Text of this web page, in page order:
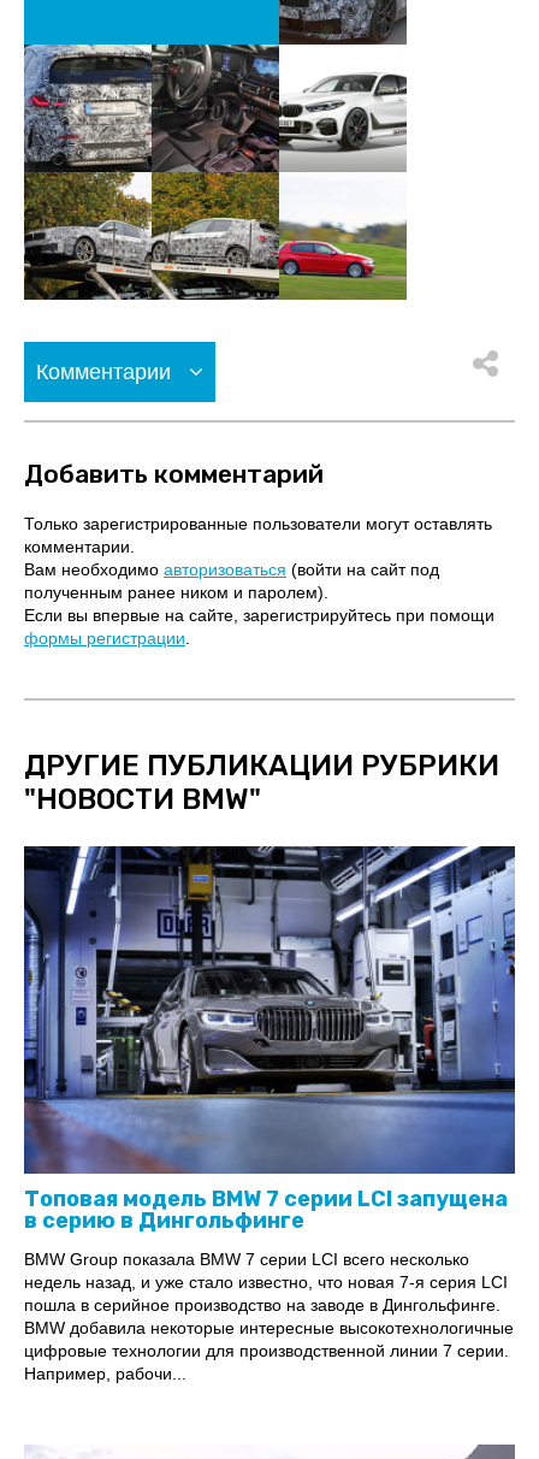
Комментарии
Добавить комментарий
Только зарегистрированные пользователи могут оставлять
комментарии.
Вам необходимо авторизоваться (войти на сайт под
полученным ранее ником и паролем).
Если вы впервые на сайте, зарегистрируйтесь при помощи
формы регистрации
ДРУГИЕ ПУБЛИКАЦИИ РУБРИКИ
"НОВОСТИ BMW"
Топовая модель BMW 7 серии LCI запущена
в серию в Дингольфинге
BMW Group показала BMW 7 серии LCI всего несколько
недель назад, и уже стало известно, что новая 7-я серия LCI
пошла в серийное производство на заводе в Дингольфинге.
BMW добавила некоторые интересные высокотехнологичные
цифровые технологии для производственной линии 7 серии.
Например, рабочи...